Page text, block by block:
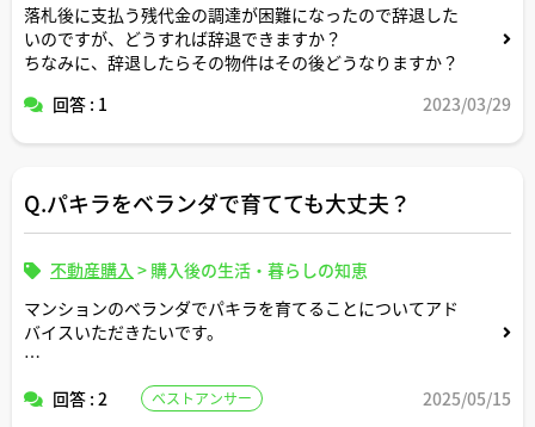
落札後に支払う残代金の調達が困難になったので辞退した
いのですが、どうすれば辞退できますか？
ちなみに、辞退したらその物件はその後どうなりますか？
回答 : 1
2023/03/29
Q.パキラをベランダで育てても大丈夫？
不動産購入 > 購入後の生活・暮らしの知恵
マンションのベランダでパキラを育てることについてアド
バイスいただきたいです。
すが。。
回答 : 2 ベストアンサー 2025/05/15